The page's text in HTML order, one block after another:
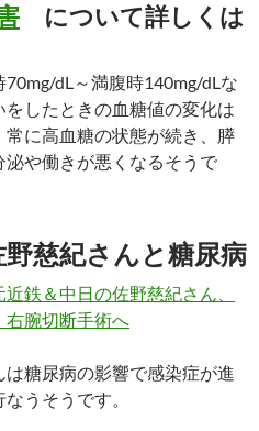
について詳しくは
dL～満腹時140mg/dLな
したときの血糖値の変化は
に高血糖の状態が続き、膵
や働きが悪くなるそうで
慈紀さんと糖尿病
鉄＆中日の佐野慈紀さん、
右腕切断手術へ
糖尿病の影響で感染症が進
うそうです。